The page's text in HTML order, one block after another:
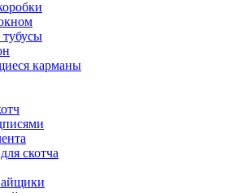
карманы
скотча